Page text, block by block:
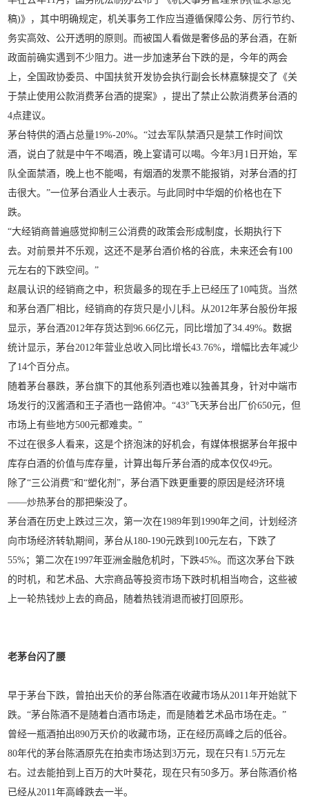
稿)》，其中明确规定，机关事务工作应当遵循保障公务、厉行节约、
务实高效、公开透明的原则。而被国人看做是奢侈品的茅台酒，在新
政面前确实遇到不少阻力。进一步加速茅台下跌的是，今年的两会
上，全国政协委员、中国扶贫开发协会执行副会长林嘉騋提交了《关
于禁止使用公款消费茅台酒的提案》，提出了禁止公款消费茅台酒的
4点建议。
茅台特供的酒占总量19%-20%。“过去军队禁酒只是禁工作时间饮
酒，说白了就是中午不喝酒，晚上宴请可以喝。今年3月1日开始，军
队全面禁酒，晚上也不能喝，有烟酒的发票不能报销，对茅台酒的打
击很大。”一位茅台酒业人士表示。与此同时中华烟的价格也在下
跌。
“大经销商普遍感觉抑制三公消费的政策会形成制度，长期执行下
去。对前景并不乐观，这还不是茅台酒价格的谷底，未来还会有100
元左右的下跌空间。”
赵晨认识的经销商之中，积货最多的现在手上已经压了10吨货。当然
和茅台酒厂相比，经销商的存货只是小儿科。从2012年茅台股份年报
显示，茅台酒2012年存货达到96.66亿元，同比增加了34.49%。数据
统计显示，茅台2012年营业总收入同比增长43.76%，增幅比去年减少
了14个百分点。
随着茅台暴跌，茅台旗下的其他系列酒也难以独善其身，针对中端市
场发行的汉酱酒和王子酒也一路俯冲。“43°飞天茅台出厂价650元，但
市场上有些地方500元都难卖。”
不过在很多人看来，这是个挤泡沫的好机会，有媒体根据茅台年报中
库存白酒的价值与库存量，计算出每斤茅台酒的成本仅仅49元。
除了“三公消费”和“塑化剂”，茅台酒下跌更重要的原因是经济环境
——炒热茅台的那把柴没了。
茅台酒在历史上跌过三次，第一次在1989年到1990年之间，计划经济
向市场经济转轨期间，茅台从180-190元跌到100元左右，下跌了
55%；第二次在1997年亚洲金融危机时，下跌45%。而这次茅台下跌
的时机，和艺术品、大宗商品等投资市场下跌时机相当吻合，这些被
上一轮热钱炒上去的商品，随着热钱消退而被打回原形。
老茅台闪了腰
早于茅台下跌，曾拍出天价的茅台陈酒在收藏市场从2011年开始就下
跌。“茅台陈酒不是随着白酒市场走，而是随着艺术品市场在走。”
曾经一瓶酒拍出890万天价的收藏市场，正在经历高峰之后的低谷。
80年代的茅台陈酒原先在拍卖市场达到3万元，现在只有1.5万元左
右。过去能拍到上百万的大叶葵花，现在只有50多万。茅台陈酒价格
已经从2011年高峰跌去一半。